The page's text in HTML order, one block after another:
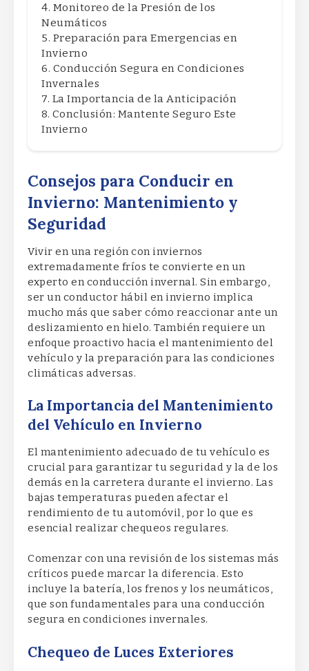
Monitoreo de la Presión de los
Neumáticos
Preparación para Emergencias en
Invierno
Conducción Segura en Condiciones
Invernales
La Importancia de la Anticipación
Conclusión: Mantente Seguro Este
Invierno
Consejos para Conducir en
Invierno: Mantenimiento y
Seguridad
Vivir en una región con inviernos
extremadamente fríos te convierte en un
experto en conducción invernal. Sin embargo,
ser un conductor hábil en invierno implica
mucho más que saber cómo reaccionar ante un
deslizamiento en hielo. También requiere un
enfoque proactivo hacia el mantenimiento del
vehículo y la preparación para las condiciones
climáticas adversas.
La Importancia del Mantenimiento
del Vehículo en Invierno
El mantenimiento adecuado de tu vehículo es
crucial para garantizar tu seguridad y la de los
demás en la carretera durante el invierno. Las
bajas temperaturas pueden afectar el
rendimiento de tu automóvil, por lo que es
esencial realizar chequeos regulares.
Comenzar con una revisión de los sistemas más
críticos puede marcar la diferencia. Esto
incluye la batería, los frenos y los neumáticos,
que son fundamentales para una conducción
segura en condiciones invernales.
Chequeo de Luces Exteriores